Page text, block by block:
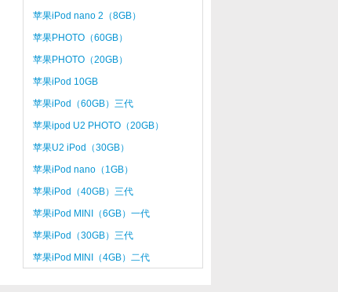
苹果iPod nano 2（8GB）
苹果PHOTO（60GB）
苹果PHOTO（20GB）
苹果iPod 10GB
苹果iPod（60GB）三代
苹果ipod U2 PHOTO（20GB）
苹果U2 iPod（30GB）
苹果iPod nano（1GB）
苹果iPod（40GB）三代
苹果iPod MINI（6GB）一代
苹果iPod（30GB）三代
苹果iPod MINI（4GB）二代